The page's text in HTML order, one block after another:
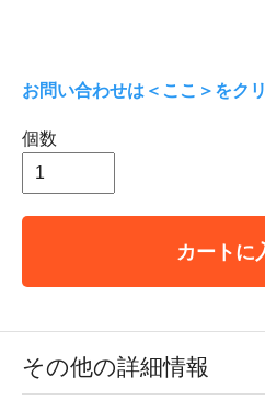
お問い合わせは＜ここ＞をク
個数
カートに
その他の詳細情報